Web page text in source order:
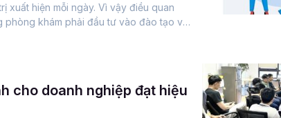
xuất hiện mỗi ngày. Vì vậy điều quan
phòng khám phải đầu tư vào đào tạo và
cho doanh nghiệp đạt hiệu